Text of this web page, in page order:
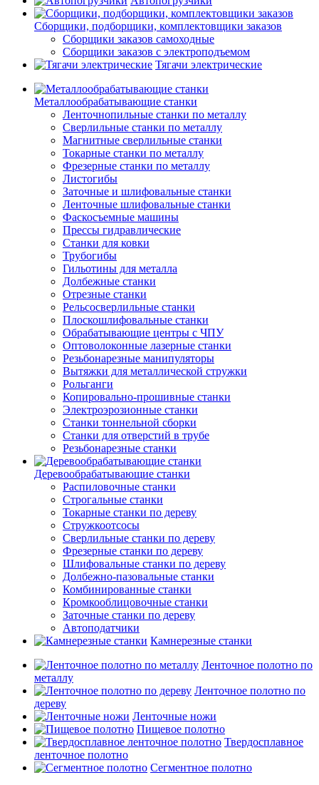
Сборщики, подборщики, комплектовщики заказов
Сборщики заказов самоходные
Сборщики заказов с электроподъемом
Тягачи электрические
Металлообрабатывающие станки
Ленточнопильные станки по металлу
Сверлильные станки по металлу
Магнитные сверлильные станки
Токарные станки по металлу
Фрезерные станки по металлу
Листогибы
Заточные и шлифовальные станки
Ленточные шлифовальные станки
Фаскосъемные машины
Прессы гидравлические
Станки для ковки
Трубогибы
Гильотины для металла
Долбежные станки
Отрезные станки
Рельсосверлильные станки
Плоскошлифовальные станки
Обрабатывающие центры с ЧПУ
Оптоволоконные лазерные станки
Резьбонарезные манипуляторы
Вытяжки для металлической стружки
Рольганги
Копировально-прошивные станки
Электроэрозионные станки
Станки тоннельной сборки
Станки для отверстий в трубе
Резьбонарезные станки
Деревообрабатывающие станки
Распиловочные станки
Строгальные станки
Токарные станки по дереву
Стружкоотсосы
Сверлильные станки по дереву
Фрезерные станки по дереву
Шлифовальные станки по дереву
Долбежно-пазовальные станки
Комбинированные станки
Кромкооблицовочные станки
Заточные станки по дереву
Автоподатчики
Камнерезные станки
Ленточное полотно по
металлу
Ленточное полотно по
дереву
Ленточные ножи
Пищевое полотно
Твердосплавное
ленточное полотно
Сегментное полотно